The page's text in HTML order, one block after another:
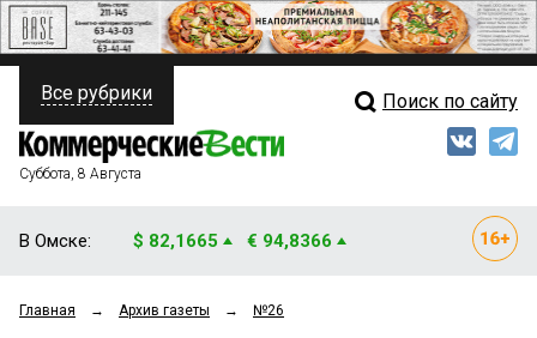
ПОЛИТИКА
ФИНАНСЫ
ОБЩЕСТВО
Свежий выпуск
Все рубрики Поиск по сайту
Суббота, 8 Августа
В Омске: $ 82,1665 € 94,8366
Главная → Архив газеты → №26